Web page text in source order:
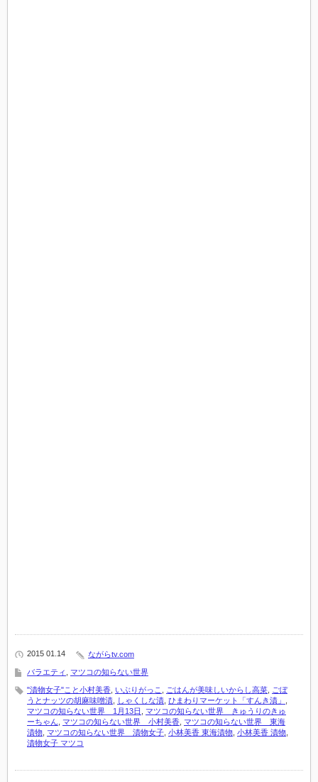
2015 01.14 ながらtv.com
バラエティ マツコの知らない世界
"漬物女子"こと小村美香 いぶりがっこ ごはんが美味しいからし高菜
ごぼ
うとナッツの胡麻味噌漬
しゃくしな漬 ひまわりマーケット「すんき漬」
マツコの知らない世界 1月13日
マツコの知らない世界 きゅうりのきゅ
ーちゃん
マツコの知らない世界 小村美香 マツコの知らない世界 東海
漬物 マツコの知らない世界 漬物女子 小林美香 東海漬物 小林美香 漬物
漬物女子 マツコ